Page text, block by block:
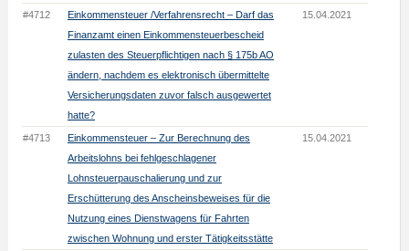
#4712
Einkommensteuer /Verfahrensrecht – Darf das
Finanzamt einen Einkommensteuerbescheid
zulasten des Steuerpflichtigen nach § 175b AO
ändern, nachdem es elektronisch übermittelte
Versicherungsdaten zuvor falsch ausgewertet
hatte?
15.04.2021
#4713
Einkommensteuer – Zur Berechnung des
Arbeitslohns bei fehlgeschlagener
Lohnsteuerpauschalierung und zur
Erschütterung des Anscheinsbeweises für die
Nutzung eines Dienstwagens für Fahrten
zwischen Wohnung und erster Tätigkeitsstätte
15.04.2021